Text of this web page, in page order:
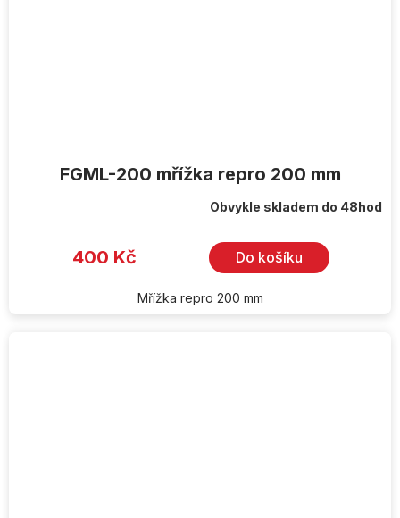
FGML-200 mřížka repro 200 mm
Obvykle skladem do 48hod
400 Kč Do košíku
Mřížka repro 200 mm